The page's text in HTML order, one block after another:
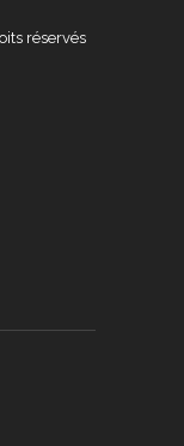
réservés